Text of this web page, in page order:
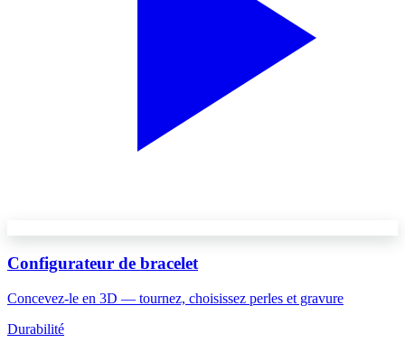
Configurateur de bracelet
Concevez-le en 3D — tournez, choisissez perles et gravure
Durabilité